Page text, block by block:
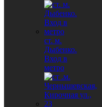
ст. м.
Дыбенко.
Вход в
метро